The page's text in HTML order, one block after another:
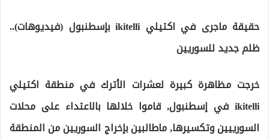
حقيقة ماجرى في اكتيلي ikitelli بإسطنبول (فيديوهات)..
ظلم جديد للسوريين
خرجت مظاهرة كبيرة لعشرات الأترك في منطقة اكتيلي
ikitelli في إسطنبول, قاموا خلالها بالاعتداء على محلات
السورييين وتكسيرها, ماطالبين بإخراج السوريين من المنطقة